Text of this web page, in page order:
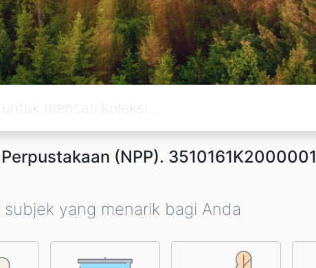
(NPP). 3510161K2000001
subjek yang menarik bagi Anda